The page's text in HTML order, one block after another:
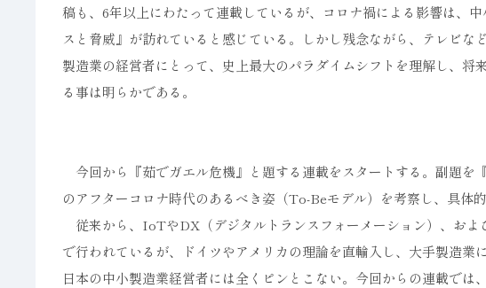
稿も、6年以上にわたって連載しているが、コロナ禍による影響は、
スと脅威』が訪れていると感じている。しかし残念ながら、テレビ
製造業の経営者にとって、史上最大のパラダイムシフトを理解し、
る事は明らかである。
今回から『茹でガエル危機』と題する連載をスタートする。副題
のアフターコロナ時代のあるべき姿（To-Beモデル）を考察し、具体
従来から、IoTやDX（デジタルトランスフォーメーション）、およ
で行われているが、ドイツやアメリカの理論を直輸入し、大手製造
日本の中小製造業経営者には全くピンとこない。今回からの連載では